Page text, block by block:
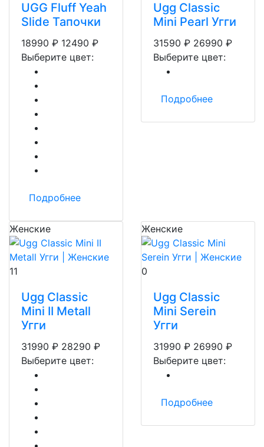
UGG Fluff Yeah
Slide Тапочки
18990 ₽ 12490 ₽
Выберите цвет:
Подробнее
Ugg Classic
Mini Pearl Угги
31590 ₽ 26990 ₽
Выберите цвет:
Подробнее
Женские
11
Ugg Classic
Mini II Metall
Угги
31990 ₽ 28290 ₽
Выберите цвет:
Женские
0
Ugg Classic
Mini Serein
Угги
31990 ₽ 26990 ₽
Выберите цвет:
Подробнее